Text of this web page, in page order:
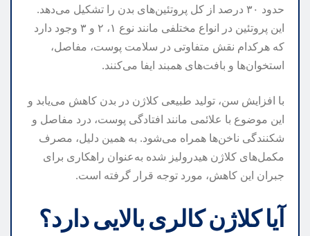
حدود ۳۰ درصد از کل پروتئین‌های بدن را تشکیل می‌دهد.
این پروتئین در انواع مختلفی مانند نوع ۱، ۲ و ۳ وجود دارد
که هرکدام نقش متفاوتی در سلامت پوست، مفاصل،
استخوان‌ها و بافت‌های همبند ایفا می‌کنند.
با افزایش سن، تولید طبیعی کلاژن در بدن کاهش می‌یابد و
این موضوع با علائمی مانند افتادگی پوست، درد مفاصل و
شکنندگی ناخن‌ها همراه می‌شود. به همین دلیل، مصرف
مکمل‌های کلاژن هیدرولیز شده به‌عنوان راهکاری برای
جبران این کاهش، مورد توجه قرار گرفته است.
آیا کلاژن کالری بالایی دارد؟